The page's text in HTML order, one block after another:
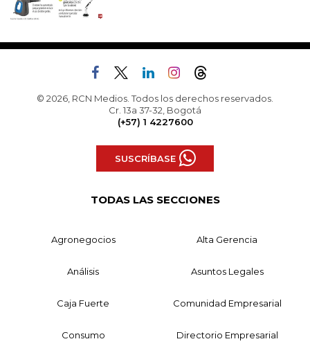
© 2026, RCN Medios. Todos los derechos reservados.
Cr. 13a 37-32, Bogotá
(+57) 1 4227600
SUSCRÍBASE
TODAS LAS SECCIONES
Agronegocios Alta Gerencia
Análisis Asuntos Legales
Caja Fuerte Comunidad Empresarial
Consumo Directorio Empresarial